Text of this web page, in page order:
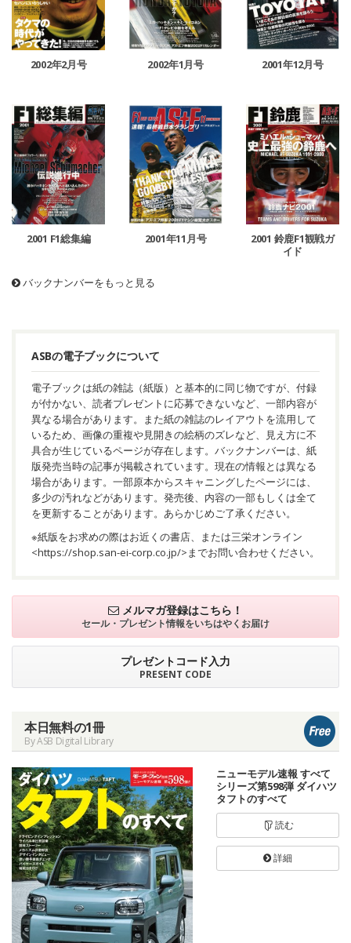
2002年2月号 2002年1月号 2001年12月号
2001 F1総集編 2001年11月号
2001 鈴鹿F1観戦ガ
イド
バックナンバーをもっと見る
ASBの電子ブックについて
電子ブックは紙の雑誌（紙版）と基本的に同じ物ですが、付録
が付かない、読者プレゼントに応募できないなど、一部内容が
異なる場合があります。また紙の雑誌のレイアウトを流用して
いるため、画像の重複や見開きの絵柄のズレなど、見え方に不
具合が生じているページが存在します。バックナンバーは、紙
版発売当時の記事が掲載されています。現在の情報とは異なる
場合があります。一部原本からスキャニングしたページには、
多少の汚れなどがあります。発売後、内容の一部もしくは全て
を更新することがあります。あらかじめご了承ください。
※紙版をお求めの際はお近くの書店、または三栄オンライン
<https://shop.san-ei-corp.co.jp/>までお問い合わせください。
メルマガ登録はこちら！
セール・プレゼント情報をいちはやくお届け
プレゼントコード入力
PRESENT CODE
本日無料の1冊
By ASB Digital Library
ニューモデル速報 すべて
シリーズ第598弾 ダイハツ
タフトのすべて
読む
詳細